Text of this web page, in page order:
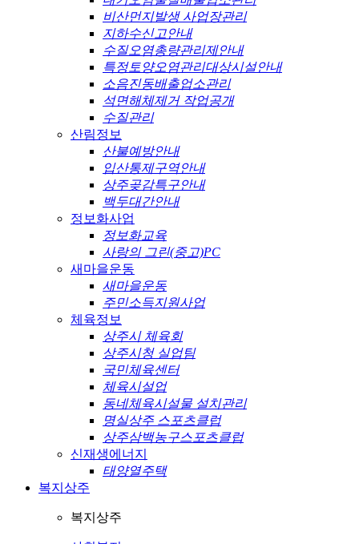
비산먼지발생 사업장관리
지하수신고안내
수질오염총량관리제안내
특정토양오염관리대상시설안내
소음진동배출업소관리
석면해체제거 작업공개
수질관리
산림정보
산불예방안내
입산통제구역안내
상주곶감특구안내
백두대간안내
정보화사업
정보화교육
사랑의 그린(중고)PC
새마을운동
새마을운동
주민소득지원사업
체육정보
상주시 체육회
상주시청 실업팀
국민체육센터
체육시설업
동네체육시설물 설치관리
명실상주 스포츠클럽
상주삼백농구스포츠클럽
신재생에너지
태양열주택
복지상주
복지상주